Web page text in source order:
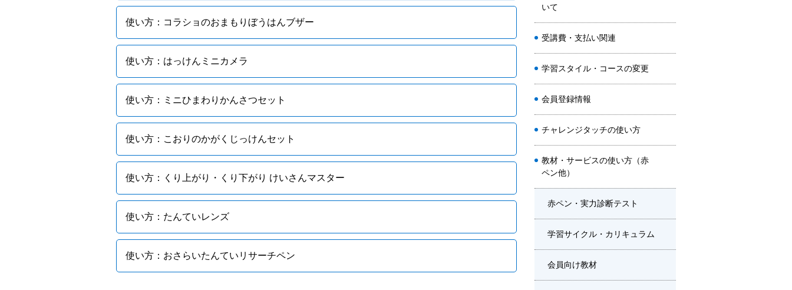
いて
受講費・支払い関連
学習スタイル・コースの変更
会員登録情報
チャレンジタッチの使い方
教材・サービスの使い方（赤
ペン他）
赤ペン・実力診断テスト
学習サイクル・カリキュラム
会員向け教材
使い方：コラショのおまもりぼうはんブザー
使い方：はっけんミニカメラ
使い方：ミニひまわりかんさつセット
使い方：こおりのかがくじっけんセット
使い方：くり上がり・くり下がり けいさんマスター
使い方：たんていレンズ
使い方：おさらいたんていリサーチペン